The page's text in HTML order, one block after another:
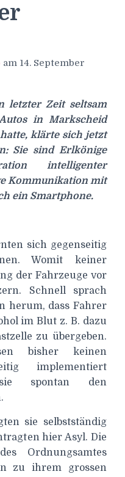
am 14. September
letzter Zeit seltsam
in Markscheid
klärte sich jetzt
Sie sind Erlkönige
intelligenter
Kommunikation mit
ein Smartphone.
sich gegenseitig
Womit keiner
der Fahrzeuge vor
Schnell sprach
herum, dass Fahrer
im Blut z. B. dazu
zu übergeben.
bisher keinen
implementiert
spontan den
sie selbstständig
hier Asyl. Die
Ordnungsamtes
zu ihrem grossen